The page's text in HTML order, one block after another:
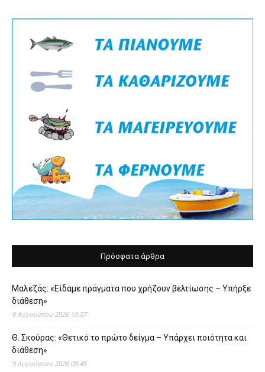
Πρόσφατα άρθρα
Μαλεζάς: «Είδαμε πράγματα που χρήζουν βελτίωσης – Υπήρξε
διάθεση»
9 Αυγούστου 2026 10:07
Θ. Σκούρας: «Θετικό το πρώτο δείγμα – Υπάρχει ποιότητα και
διάθεση»
9 Αυγούστου 2026 09:45